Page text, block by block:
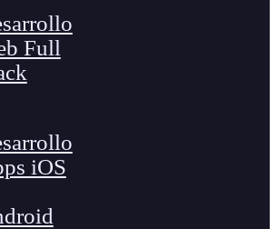
Full
iOS